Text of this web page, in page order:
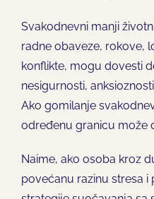
Svakodnevni manji
radne obaveze, rokove,
konflikte, mogu dovesti
nesigurnosti,
Ako gomilanje
određenu granicu može
Naime, ako osoba kroz
povećanu razinu stresa i